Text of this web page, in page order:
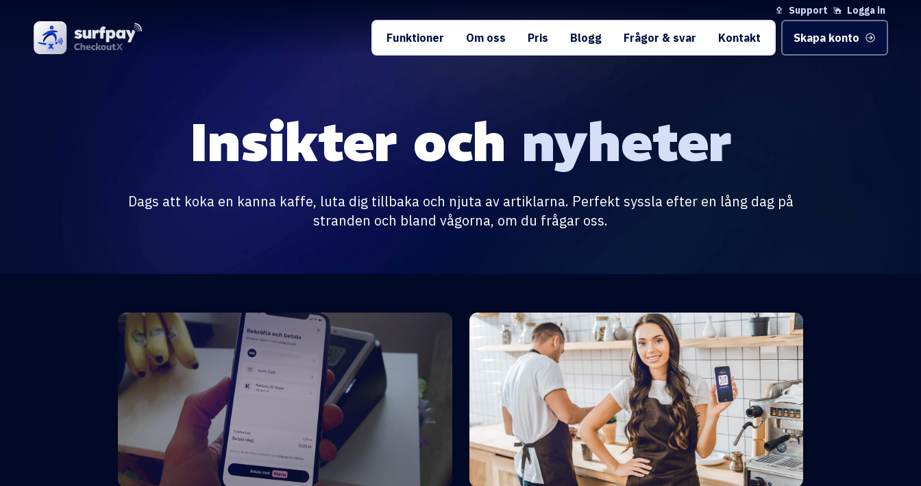
Support Logga in
Funktioner Om oss Pris Blogg Frågor & svar Kontakt Skapa konto
Insikter och nyheter
Dags att koka en kanna kaffe, luta dig tillbaka och njuta av artiklarna. Perfekt syssla efter en lång dag på
stranden och bland vågorna, om du frågar oss.